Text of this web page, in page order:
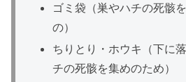
ゴミ袋（巣やハチの死骸
の）
ちりとり・ホウキ（下に
チの死骸を集めのため）